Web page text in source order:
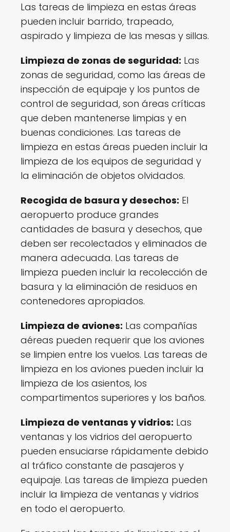
Las tareas de limpieza en estas áreas
pueden incluir barrido, trapeado,
aspirado y limpieza de las mesas y sillas.
Limpieza de zonas de seguridad: Las
zonas de seguridad, como las áreas de
inspección de equipaje y los puntos de
control de seguridad, son áreas críticas
que deben mantenerse limpias y en
buenas condiciones. Las tareas de
limpieza en estas áreas pueden incluir la
limpieza de los equipos de seguridad y
la eliminación de objetos olvidados.
Recogida de basura y desechos: El
aeropuerto produce grandes
cantidades de basura y desechos, que
deben ser recolectados y eliminados de
manera adecuada. Las tareas de
limpieza pueden incluir la recolección de
basura y la eliminación de residuos en
contenedores apropiados.
Limpieza de aviones: Las compañías
aéreas pueden requerir que los aviones
se limpien entre los vuelos. Las tareas de
limpieza en los aviones pueden incluir la
limpieza de los asientos, los
compartimentos superiores y los baños.
Limpieza de ventanas y vidrios: Las
ventanas y los vidrios del aeropuerto
pueden ensuciarse rápidamente debido
al tráfico constante de pasajeros y
equipaje. Las tareas de limpieza pueden
incluir la limpieza de ventanas y vidrios
en todo el aeropuerto.